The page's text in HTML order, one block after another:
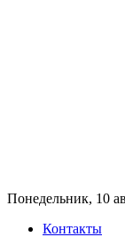
Понедельник, 10
Контакты